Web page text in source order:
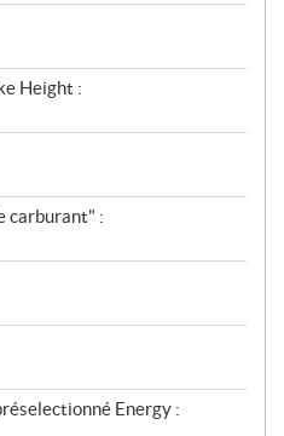
Height :
carburant" :
Energy :